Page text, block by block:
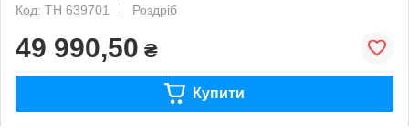
Код: TH 639701
Роздріб
49 990,50 ₴
Купити